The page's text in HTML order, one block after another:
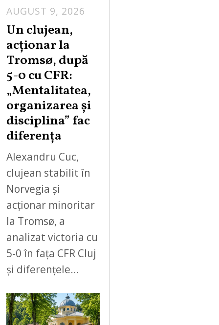
AUGUST 9, 2026
Un clujean,
acționar la
Tromsø, după
5-0 cu CFR:
„Mentalitatea,
organizarea și
disciplina” fac
diferența
Alexandru Cuc,
clujean stabilit în
Norvegia și
acționar minoritar
la Tromsø, a
analizat victoria cu
5-0 în fața CFR Cluj
și diferențele…